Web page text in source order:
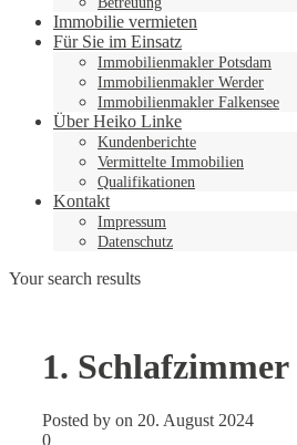
Immobilie vermieten
Für Sie im Einsatz
Immobilienmakler Potsdam
Immobilienmakler Werder
Immobilienmakler Falkensee
Über Heiko Linke
Kundenberichte
Vermittelte Immobilien
Qualifikationen
Kontakt
Impressum
Datenschutz
Your search results
1. Schlafzimmer
Posted by on 20. August 2024
0